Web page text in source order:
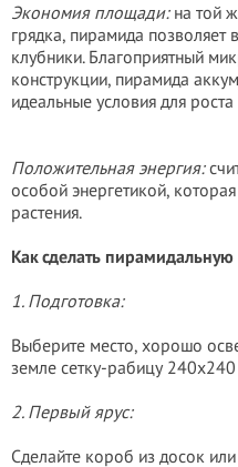
Экономия площади:на той
грядка, пирамида
клубники. Благоприятный
конструкции, пирамида
идеальные условия для
Положительная энергия:
особой энергетикой,
растения.
Как сделать пирамидальную
1. Подготовка:
Выберите место, хорошо
земле сетку-рабицу
2. Первый ярус:
Сделайте короб из досок